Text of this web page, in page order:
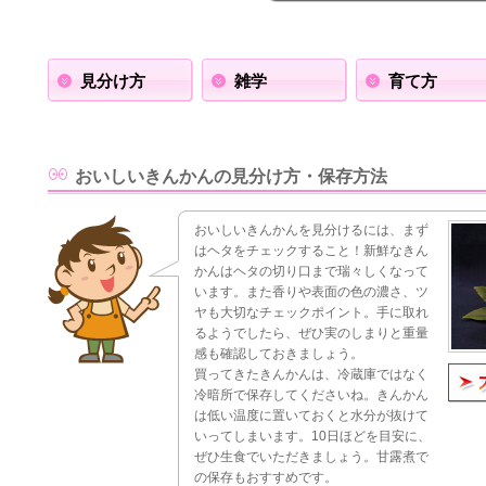
見分け方 雑学 育て方
おいしいきんかんの見分け方・保存方法
おいしいきんかんを見分けるには、まず
はヘタをチェックすること！新鮮なきん
かんはヘタの切り口まで瑞々しくなって
います。また香りや表面の色の濃さ、ツ
ヤも大切なチェックポイント。手に取れ
るようでしたら、ぜひ実のしまりと重量
感も確認しておきましょう。
買ってきたきんかんは、冷蔵庫ではなく
冷暗所で保存してくださいね。きんかん
は低い温度に置いておくと水分が抜けて
いってしまいます。10日ほどを目安に、
ぜひ生食でいただきましょう。甘露煮で
の保存もおすすめです。